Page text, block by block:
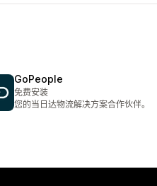
GoPeople
免费安装
您的当日达物流解决方案合作伙伴。